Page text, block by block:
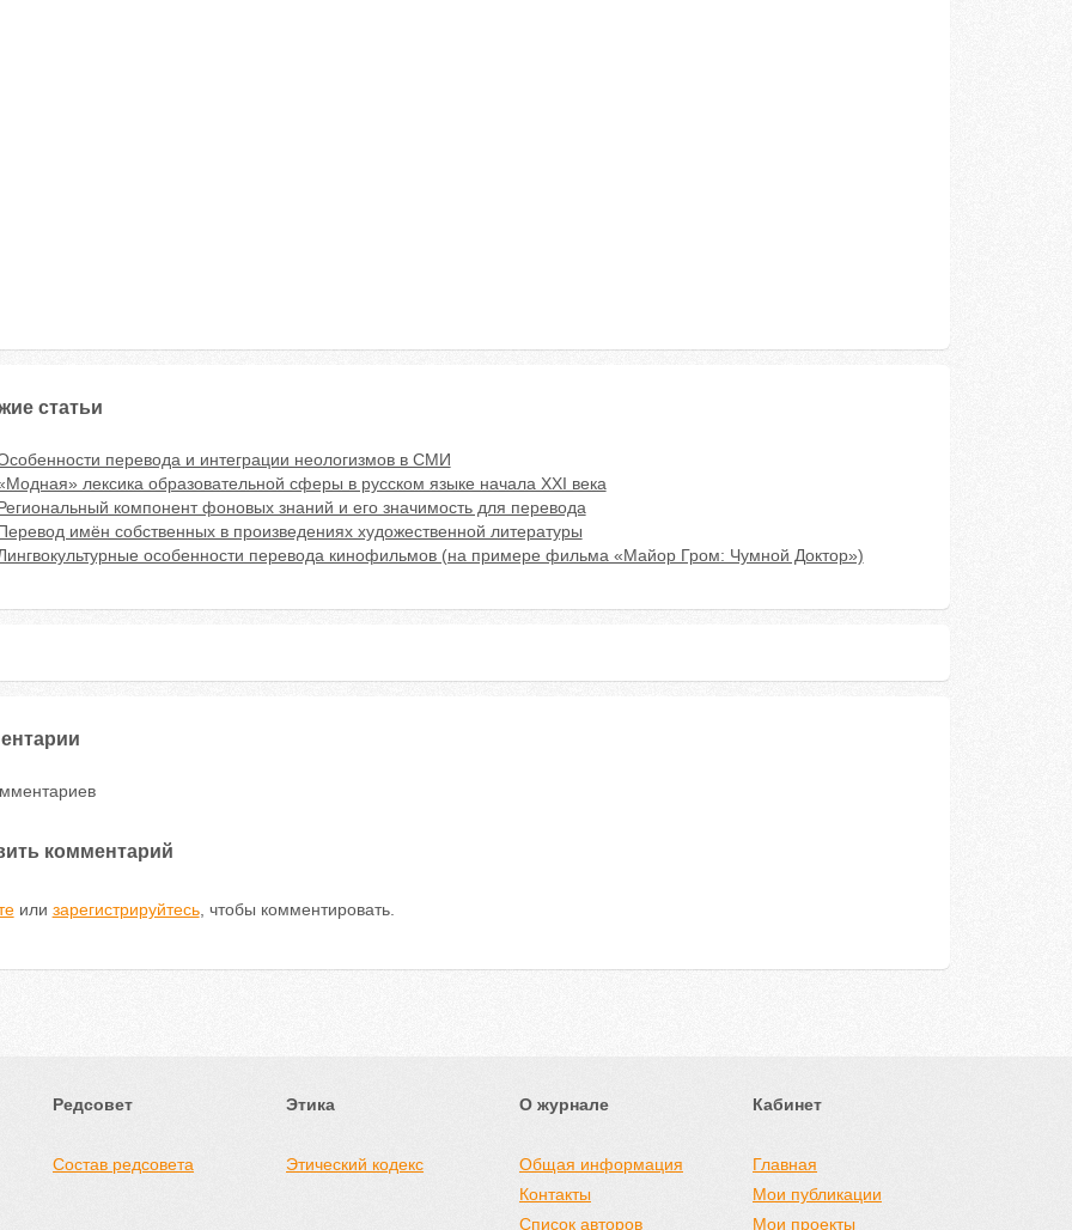
статьи
перевода и интеграции неологизмов в СМИ
лексика образовательной сферы в русском языке начала XXI века
компонент фоновых знаний и его значимость для перевода
имён собственных в произведениях художественной литературы
особенности перевода кинофильмов (на примере фильма «Майор Гром: Чумной Доктор»)
комментарий
или зарегистрируйтесь, чтобы комментировать.
Редсовет
Состав редсовета
Этика
Этический кодекс
О журнале
Общая информация
Контакты
Список авторов
Кабинет
Главная
Мои публикации
Мои проекты